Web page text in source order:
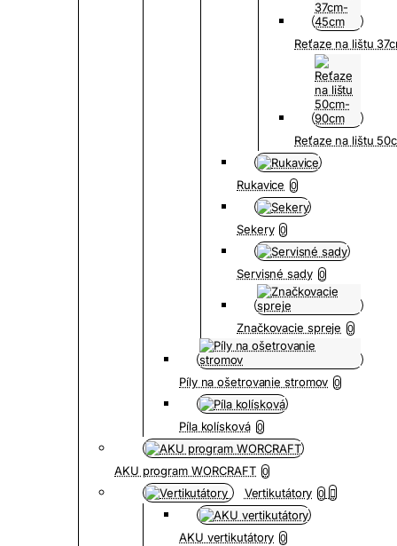
Reťaze na lištu
Reťaze na lištu
Rukavice 0
Sekery 0
Servisné sady 0
Značkovacie spreje 0
Píly na ošetrovanie stromov 0
Píla kolísková 0
AKU program WORCRAFT 0
Vertikutátory 0
AKU vertikutátory 0